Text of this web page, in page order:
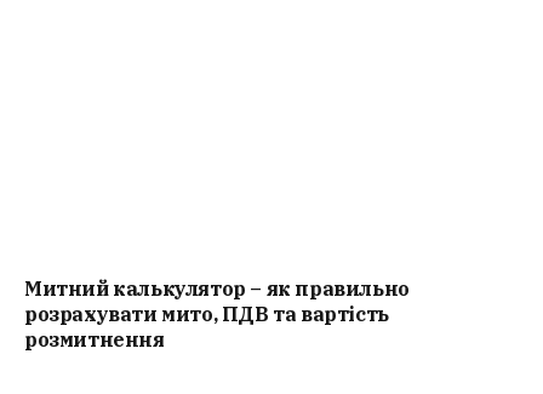
Митний калькулятор – як правильно
розрахувати мито, ПДВ та вартість
розмитнення